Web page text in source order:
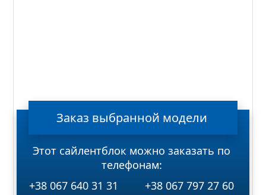
Заказ выбранной модели
Этот сайлентблок можно заказать по
телефонам:
+38 067 640 31 31
+38 067 797 27 60